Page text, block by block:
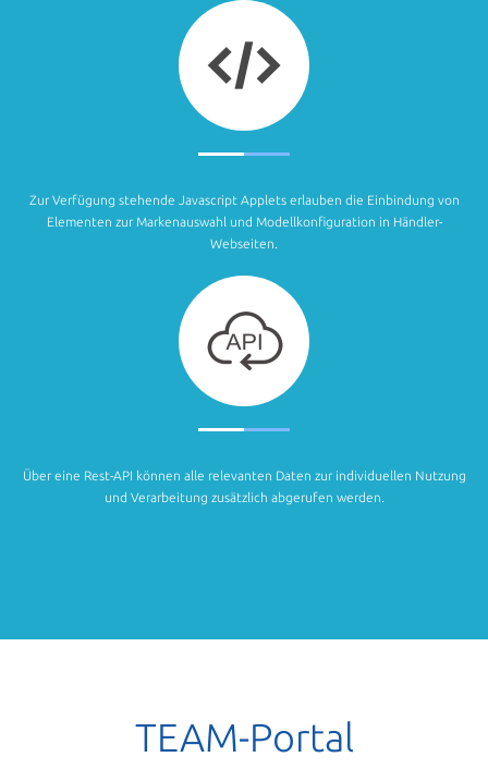
Zur Verfügung stehende Javascript Applets erlauben die Einbindung von
Elementen zur Markenauswahl und Modellkonfiguration in Händler-
Webseiten.
Über eine Rest-API können alle relevanten Daten zur individuellen Nutzung
und Verarbeitung zusätzlich abgerufen werden.
TEAM-Portal